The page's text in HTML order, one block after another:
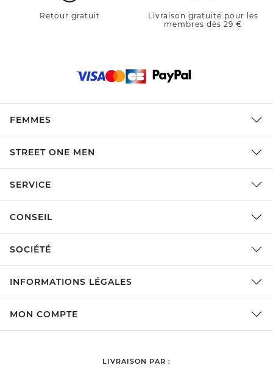
Retour gratuit
Livraison gratuite pour les
membres dès 29 €
FEMMES
STREET ONE MEN
SERVICE
CONSEIL
SOCIÉTÉ
INFORMATIONS LÉGALES
MON COMPTE
LIVRAISON PAR :